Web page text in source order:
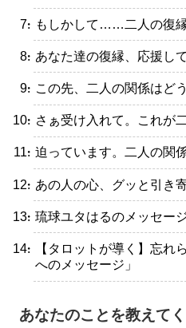
・もしかして……二人の復
・あなた達の復縁、応援し
・この先、二人の関係はど
・さぁ受け入れて。これが
・迫っています。二人の関
・あの人の心、グッと引き
・琉球ユタはるのメッセー
・【タロットが導く】忘れ
へのメッセージ」
あなたのことを教えて